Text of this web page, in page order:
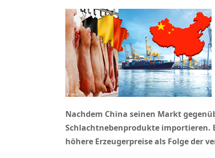
Nachdem China seinen Markt
Schlachtnebenprodukte
höhere Erzeugerpreise als Folge der